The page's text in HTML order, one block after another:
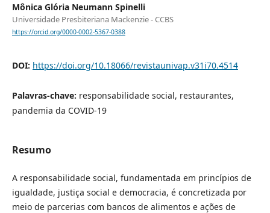
Mônica Glória Neumann Spinelli
Universidade Presbiteriana Mackenzie - CCBS
https://orcid.org/0000-0002-5367-0388
DOI: https://doi.org/10.18066/revistaunivap.v31i70.4514
Palavras-chave: responsabilidade social, restaurantes,
pandemia da COVID-19
Resumo
A responsabilidade social, fundamentada em princípios de
igualdade, justiça social e democracia, é concretizada por
meio de parcerias com bancos de alimentos e ações de